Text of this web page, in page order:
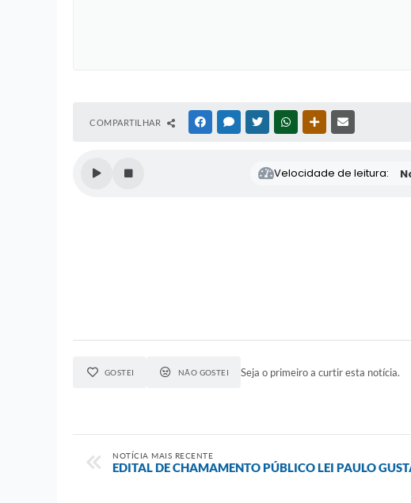
COMPARTILHAR FACEBOOKMESSENGER
TWITTERWHATSAPPOUTRAS MÍDIAS
Velocidade de leitura:
GOSTEI NÃO GOSTEI Seja o primeiro a curtir esta notícia.
NOTÍCIA MAIS RECENTE
EDITAL DE CHAMAMENTO PÚBLICO LEI PAULO